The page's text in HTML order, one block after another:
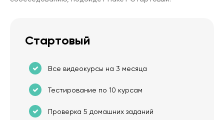
Стартовый
Все видеокурсы на 3 месяца
Тестирование по 10 курсам
Проверка 5 домашних заданий